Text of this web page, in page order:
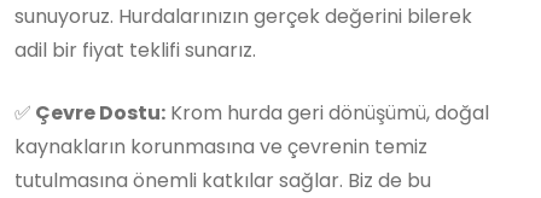
sunuyoruz. Hurdalarınızın gerçek değerini bilerek
adil bir fiyat teklifi sunarız.
✅ Çevre Dostu: Krom hurda geri dönüşümü, doğal
kaynakların korunmasına ve çevrenin temiz
tutulmasına önemli katkılar sağlar. Biz de bu